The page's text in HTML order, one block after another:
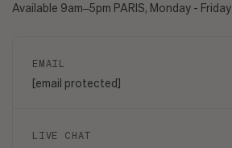
Available 9am–5pm PARIS, Monday - Friday
EMAIL
[email protected]
LIVE CHAT